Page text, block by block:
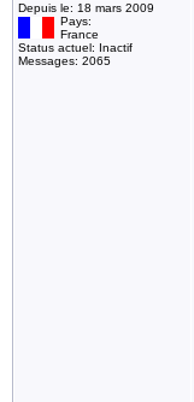
Depuis le: 18 mars 2009
Pays:
France
Status actuel: Inactif
Messages: 2065